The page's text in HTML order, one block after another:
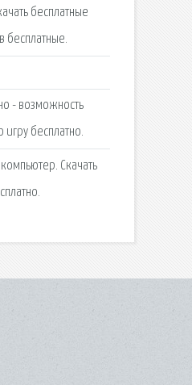
бесплатные
бесплатные.
- возможность
игру бесплатно.
Скачать